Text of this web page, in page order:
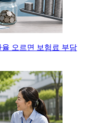
오르면 보험료 부담